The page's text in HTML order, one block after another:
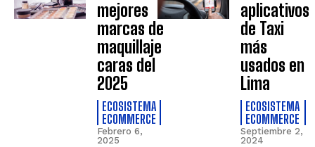
mejores
marcas de
maquillaje
caras del
2025
ECOSISTEMA
ECOMMERCE
Febrero 6,
2025
aplicativos
de Taxi
más
usados en
Lima
ECOSISTEMA
ECOMMERCE
Septiembre 2,
2024